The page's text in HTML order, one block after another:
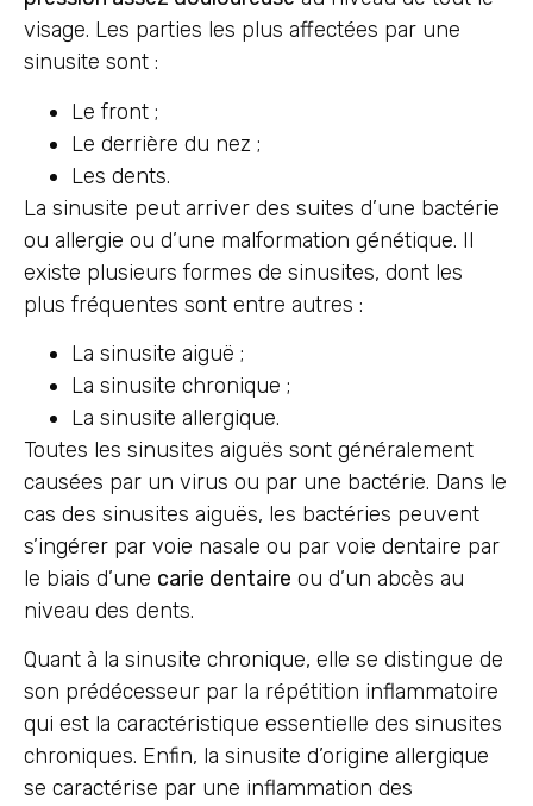
visage. Les parties les plus affectées par une
sinusite sont :
Le front ;
Le derrière du nez ;
Les dents.
La sinusite peut arriver des suites d’une bactérie
ou allergie ou d’une malformation génétique. Il
existe plusieurs formes de sinusites, dont les
plus fréquentes sont entre autres :
La sinusite aiguë ;
La sinusite chronique ;
La sinusite allergique.
Toutes les sinusites aiguës sont généralement
causées par un virus ou par une bactérie. Dans le
cas des sinusites aiguës, les bactéries peuvent
s’ingérer par voie nasale ou par voie dentaire par
le biais d’une carie dentaire ou d’un abcès au
niveau des dents.
Quant à la sinusite chronique, elle se distingue de
son prédécesseur par la répétition inflammatoire
qui est la caractéristique essentielle des sinusites
chroniques. Enfin, la sinusite d’origine allergique
se caractérise par une inflammation des